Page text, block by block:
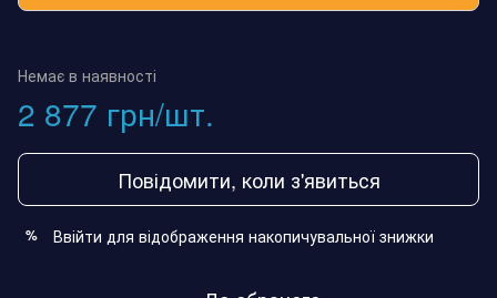
Немає в наявності
2 877 грн/шт.
Повідомити, коли з'явиться
% Ввійти для відображення накопичувальної знижки